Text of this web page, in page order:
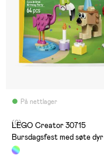
På nettlager
(0)
LEGO Creator 30715
Bursdagsfest med søte dyr